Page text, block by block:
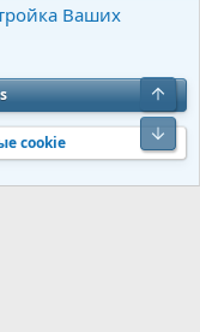
S
S
Ltd. Перевод от
Ваших
cookie
Верх
Низ